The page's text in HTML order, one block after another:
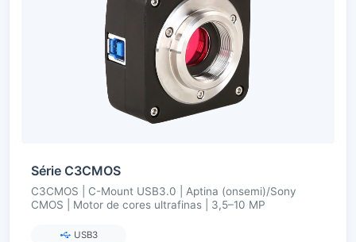
Série C3CMOS
C3CMOS | C-Mount USB3.0 | Aptina (onsemi)/Sony
CMOS | Motor de cores ultrafinas | 3,5–10 MP
USB3